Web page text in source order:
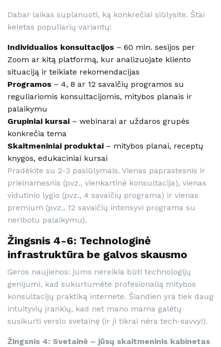
Dabar laikas suplanuoti, ką konkrečiai siūlysite. Štai
keletas populiarių variantų:
Individualios konsultacijos – 60 min. sesijos per
Zoom ar kitą platformą, kur analizuojate kliento
situaciją ir teikiate rekomendacijas
Programos – 4, 8 ar 12 savaičių programos su
reguliariomis konsultacijomis, mitybos planais ir
palaikymu
Grupiniai kursai – webinarai ar uždaros grupės
konkrečia tema
Skaitmeniniai produktai – mitybos planai, receptų
knygos, edukaciniai kursai
Pradėkite su 2-3 pasiūlymais. Vienas paprastesnis ir
prieinamesnis (pvz., vienkartinė konsultacija), vienas
vidutinio lygio (pvz., 4 savaičių programa) ir vienas
premium (pvz., 12 savaičių intensyvi programa su
neribotu palaikymu).
Žingsnis 4-6: Technologinė
infrastruktūra be galvos skausmo
Geros naujienos: jums nereikia būti technologijų
genijumi, kad sukurtumėte profesionalią mitybos
konsultacijų praktiką internete. Šiandien yra tiek daug
intuityvių įrankių, kad net mano mama galėtų
susikurti verslo svetainę (ir ji tikrai nėra tech-savvy!).
Žingsnis 4: Svetainė – jūsų skaitmeninis kabinetas